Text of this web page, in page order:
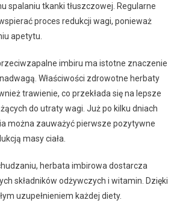
spalaniu tkanki tłuszczowej. Regularne
proces redukcji wagi, ponieważ
apetytu.
imbiru ma istotne znaczenie
Właściwości zdrowotne herbaty
trawienie, co przekłada się na lepsze
do utraty wagi. Już po kilku dniach
można zauważyć pierwsze pozytywne
masy ciała.
herbata imbirowa dostarcza
składników odżywczych i witamin. Dzięki
uzupełnieniem każdej diety.